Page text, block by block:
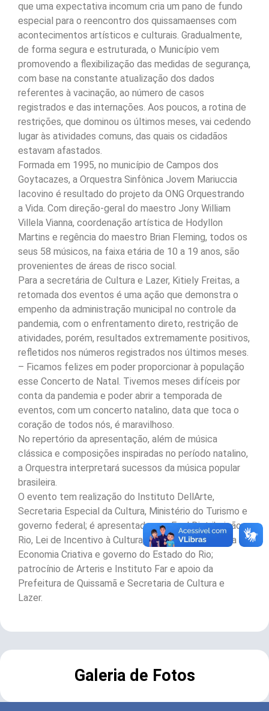
que uma expectativa incomum cria um pano de fundo
especial para o reencontro dos quissamaenses com
acontecimentos artísticos e culturais. Gradualmente,
de forma segura e estruturada, o Município vem
promovendo a flexibilização das medidas de segurança,
com base na constante atualização dos dados
referentes à vacinação, ao número de casos
registrados e das internações. Aos poucos, a rotina de
restrições, que dominou os últimos meses, vai cedendo
lugar às atividades comuns, das quais os cidadãos
estavam afastados.
Formada em 1995, no município de Campos dos
Goytacazes, a Orquestra Sinfônica Jovem Mariuccia
Iacovino é resultado do projeto da ONG Orquestrando
a Vida. Com direção-geral do maestro Jony William
Villela Vianna, coordenação artística de Hodyllon
Martins e regência do maestro Brian Fleming, todos os
seus 58 músicos, na faixa etária de 10 a 19 anos, são
provenientes de áreas de risco social.
Para a secretária de Cultura e Lazer, Kitiely Freitas, a
retomada dos eventos é uma ação que demonstra o
empenho da administração municipal no controle da
pandemia, com o enfrentamento direto, restrição de
atividades, porém, resultados extremamente positivos,
refletidos nos números registrados nos últimos meses.
– Ficamos felizes em poder proporcionar à população
esse Concerto de Natal. Tivemos meses difíceis por
conta da pandemia e poder abrir a temporada de
eventos, com um concerto natalino, data que toca o
coração de todos nós, é maravilhoso.
No repertório da apresentação, além de música
clássica e composições inspiradas no período natalino,
a Orquestra interpretará sucessos da música popular
brasileira.
O evento tem realização do Instituto DellArte,
Secretaria Especial da Cultura, Ministério do Turismo e
governo federal; é apresentado por: Enel Distribuição
Rio, Lei de Incentivo à Cultura, Secretaria de Cultura e
Economia Criativa e governo do Estado do Rio;
patrocínio de Arteris e Instituto Far e apoio da
Prefeitura de Quissamã e Secretaria de Cultura e
Lazer.
Galeria de Fotos